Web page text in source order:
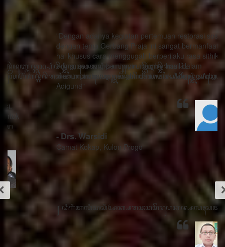
"Dengan adanya kegiatan pertemuan restorasi sosial
dengan tema Gerbang Praja ini sangat bermanfaat ada
hal khusus cara menggugah berperilaku rasa sithik
eding, seorang pemimpin mau berhasil dalam
memimpin harus menghindari watak Adigang Adigung
- Drs. Warsidi
Camat Kokap, Kulon Progo